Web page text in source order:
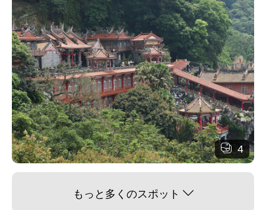
4
もっと多くのスポット